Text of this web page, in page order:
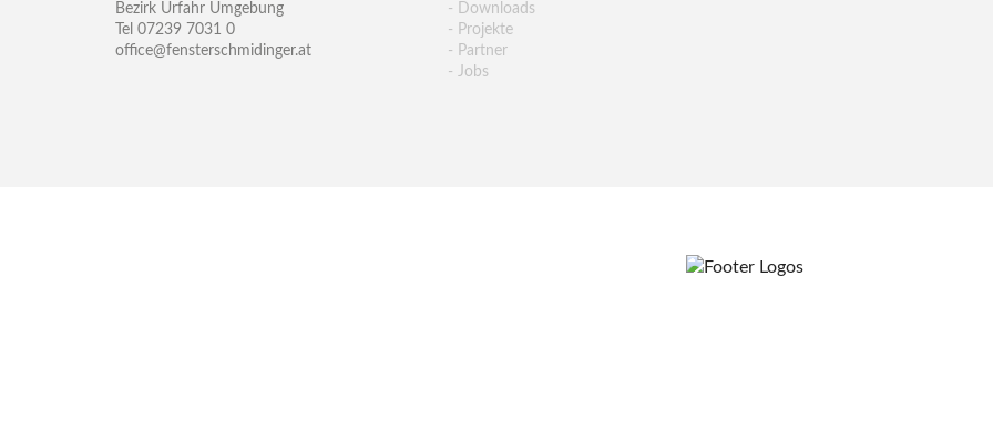
Bezirk Urfahr Umgebung
Tel 07239 7031 0
office@fensterschmidinger.at
- Downloads
- Projekte
- Partner
- Jobs